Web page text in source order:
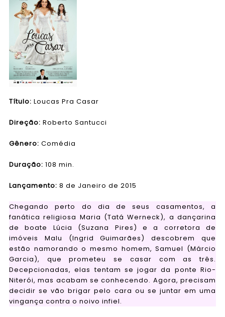
Título: Loucas Pra Casar
Direção: Roberto Santucci
Gênero: Comédia
Duração: 108 min.
Lançamento: 8 de Janeiro de 2015
Chegando perto do dia de seus casamentos, a
fanática religiosa Maria (Tatá Werneck), a dançarina
de boate Lúcia (Suzana Pires) e a corretora de
imóveis Malu (Ingrid Guimarães) descobrem que
estão namorando o mesmo homem, Samuel (Márcio
Garcia), que prometeu se casar com as três.
Decepcionadas, elas tentam se jogar da ponte Rio-
Niterói, mas acabam se conhecendo. Agora, precisam
decidir se vão brigar pelo cara ou se juntar em uma
vingança contra o noivo infiel.